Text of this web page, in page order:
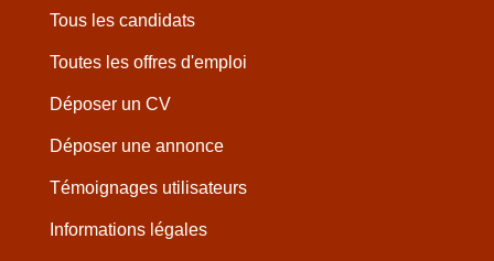
Tous les candidats
Toutes les offres d'emploi
Déposer un CV
Déposer une annonce
Témoignages utilisateurs
Informations légales